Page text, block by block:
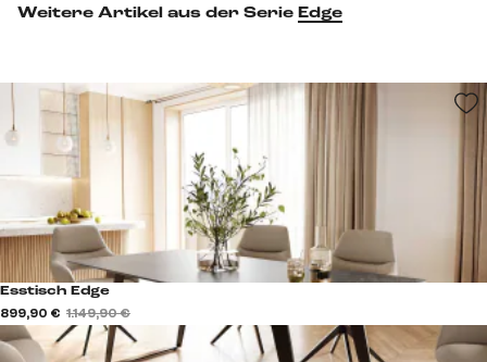
Weitere Artikel aus der Serie Edge
Esstisch Edge
899,90 € 1.149,90 €